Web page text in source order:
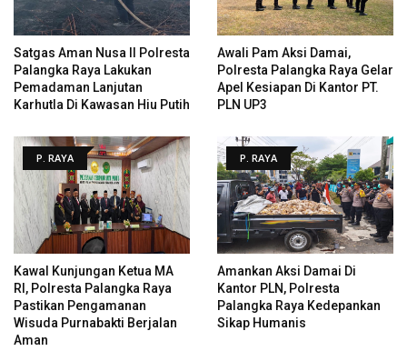
Satgas Aman Nusa II Polresta
Palangka Raya Lakukan
Pemadaman Lanjutan
Karhutla Di Kawasan Hiu Putih
Awali Pam Aksi Damai,
Polresta Palangka Raya Gelar
Apel Kesiapan Di Kantor PT.
PLN UP3
P. RAYA
Kawal Kunjungan Ketua MA
RI, Polresta Palangka Raya
Pastikan Pengamanan
Wisuda Purnabakti Berjalan
Aman
P. RAYA
Amankan Aksi Damai Di
Kantor PLN, Polresta
Palangka Raya Kedepankan
Sikap Humanis